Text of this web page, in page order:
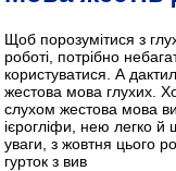
Щоб порозумітися з
роботі, потрібно
користуватися. А
жестова мова глухих.
слухом жестова мова
ієрогліфи, нею легко
уваги, з жовтня цього
гурток з вив